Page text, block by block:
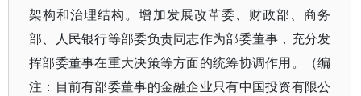
架构和治理结构。增加发展改革委、财政部、商务
部、人民银行等部委负责同志作为部委董事，充分发
挥部委董事在重大决策等方面的统筹协调作用。（编
注：目前有部委董事的金融企业只有中国投资有限公